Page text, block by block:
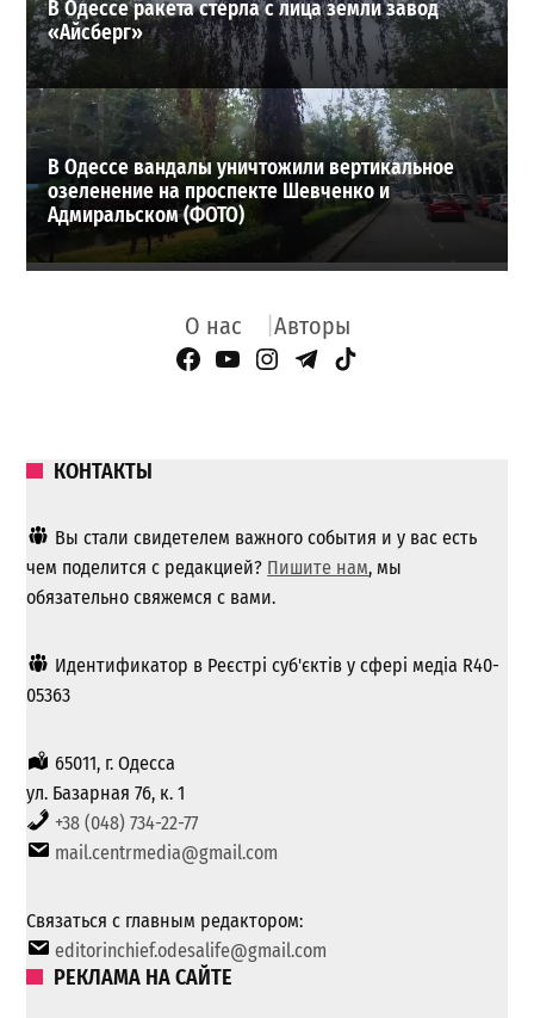
В Одессе ракета стерла с лица земли завод
«Айсберг»
В Одессе вандалы уничтожили вертикальное
озеленение на проспекте Шевченко и
Адмиральском (ФОТО)
О нас Авторы
Facebook Page
YouTube
Instagram
Telegram
TikTok
КОНТАКТЫ
Вы стали свидетелем важного события и у вас есть
чем поделится с редакцией? Пишите нам, мы
обязательно свяжемся с вами.
Идентификатор в Реєстрі суб'єктів у сфері медіа R40-
05363
65011, г. Одесса
ул. Базарная 76, к. 1
+38 (048) 734-22-77
mail.centrmedia@gmail.com
Связаться с главным редактором:
editorinchief.odesalife@gmail.com
РЕКЛАМА НА САЙТЕ